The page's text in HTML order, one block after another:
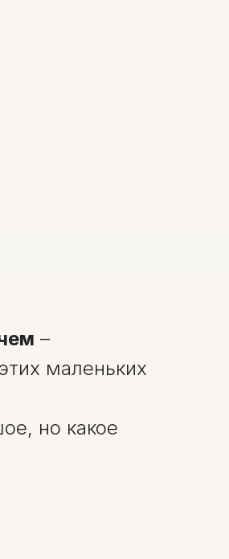
–
маленьких
но какое